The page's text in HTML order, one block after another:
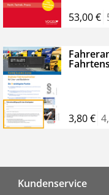
53,00 €
3,80 €
Kundenservice